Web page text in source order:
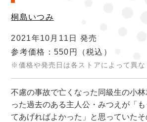
桐島いつみ
2021年10月11日 発売
参考価格：550円
（税込）
※価格や発売日は各ストアによって異な
不慮の事故で亡くなった同級生の小
った過去のある主人公・みつえが「
てあげればよかった」と思っていた